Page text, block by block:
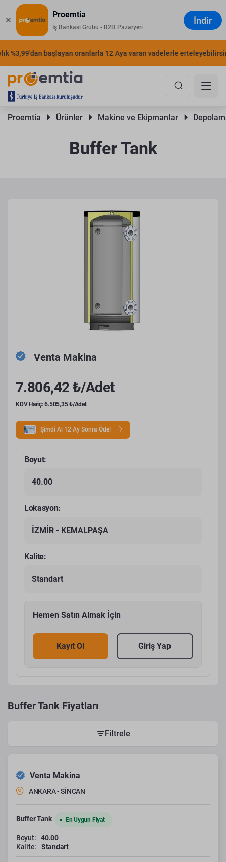
Proemtia
İş Bankası Grubu - B2B Pazaryeri
İndir
%3,99'dan başlayan oranlarla 12 Aya varan vadelerle erteleyebilirsiniz.
Proemtia Ürünler Makine ve Ekipmanlar
Buffer Tank
Venta Makina
7.806,42 ₺/Adet
KDV Hariç: 6.505,35 ₺/Adet
Şimdi Al 12 Ay Sonra Öde!
Boyut:
40.00
Lokasyon:
İZMİR - KEMALPAŞA
Kalite:
Standart
Hemen Satın Almak İçin
Kayıt Ol Giriş Yap
Buffer Tank Fiyatları
Filtrele
Venta Makina
ANKARA - SİNCAN
Buffer Tank En Uygun Fiyat
Boyut:
40.00
Kalite:
Standart